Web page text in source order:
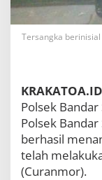
Tersangka
Polsek
Polsek
berhasil
telah
(Curanmor).